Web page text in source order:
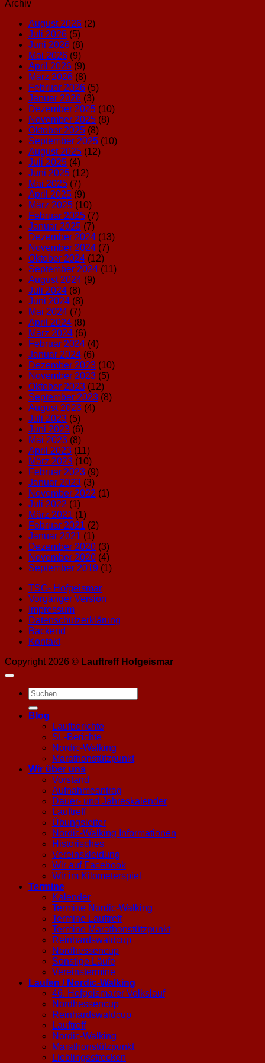
Archiv
August 2026 (2)
Juli 2026 (5)
Juni 2026 (8)
Mai 2026 (9)
April 2026 (9)
März 2026 (8)
Februar 2026 (5)
Januar 2026 (3)
Dezember 2025 (10)
November 2025 (8)
Oktober 2025 (8)
September 2025 (10)
August 2025 (12)
Juli 2025 (4)
Juni 2025 (12)
Mai 2025 (7)
April 2025 (9)
März 2025 (10)
Februar 2025 (7)
Januar 2025 (7)
Dezember 2024 (13)
November 2024 (7)
Oktober 2024 (12)
September 2024 (11)
August 2024 (9)
Juli 2024 (8)
Juni 2024 (8)
Mai 2024 (7)
April 2024 (8)
März 2024 (6)
Februar 2024 (4)
Januar 2024 (6)
Dezember 2023 (10)
November 2023 (5)
Oktober 2023 (12)
September 2023 (8)
August 2023 (4)
Juli 2023 (5)
Juni 2023 (6)
Mai 2023 (8)
April 2023 (11)
März 2023 (10)
Februar 2023 (9)
Januar 2023 (3)
November 2022 (1)
Juli 2022 (1)
März 2021 (1)
Februar 2021 (2)
Januar 2021 (1)
Dezember 2020 (3)
November 2020 (4)
September 2019 (1)
TSG- Hofgeismar
Vorgänger Version
Impressum
Datenschutzerklärung
Backend
Kontakt
Copyright 2026 © Lauftreff Hofgeismar
Blog
Laufberichte
SL-Berichte
Nordic-Walking
Marathonstützpunkt
Wir über uns
Vorstand
Aufnahmeantrag
Dauer- und Jahreskalender
Lauftreff
Übungsleiter
Nordic-Walking Informationen
Historisches
Vereinskleidung
Wir auf Facebook
Wir im Kilometerspiel
Termine
Kalender
Termine Nordic-Walking
Termine Lauftreff
Termine Marathonstützpunkt
Reinhardswaldcup
Nordhessencup
Sonstige Läufe
Vereinstermine
Laufen / Nordic-Walking
46. Hofgeismarer Volkslauf
Nordhessencup
Reinhardswaldcup
Lauftreff
Nordic-Walking
Marathonstützpunkt
Lieblingsstrecken